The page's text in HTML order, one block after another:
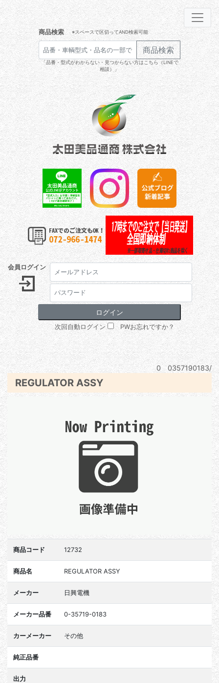
商品検索 ※スペースで区切ってAND検索可能
商品検索
「品番・型式がわからない・見つからない方はこちら（LINEで
相談）」
会員ログイン
次回自動ログイン PWお忘れですか？
0 0357190183/
REGULATOR ASSY
商品コード 12732
商品名 REGULATOR ASSY
メーカー 日興電機
メーカー品番 0-35719-0183
カーメーカー その他
純正品番
出力